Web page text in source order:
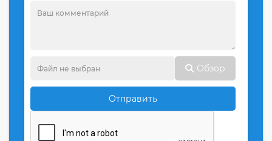
Обзор
Отправить